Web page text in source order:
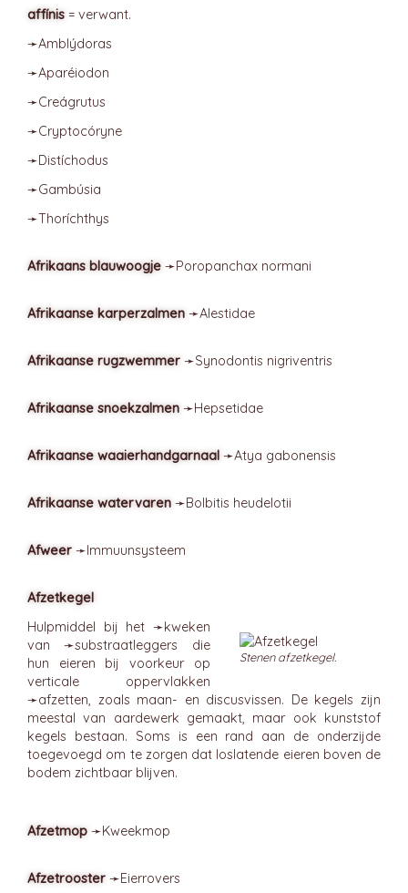
affínis = verwant.
➛Amblýdoras
➛Aparéiodon
➛Creágrutus
➛Cryptocóryne
➛Distíchodus
➛Gambúsia
➛Thoríchthys
Afrikaans blauwoogje ➛Poropanchax normani
Afrikaanse karperzalmen ➛Alestidae
Afrikaanse rugzwemmer ➛Synodontis nigriventris
Afrikaanse snoekzalmen ➛Hepsetidae
Afrikaanse waaierhandgarnaal ➛Atya gabonensis
Afrikaanse watervaren ➛Bolbitis heudelotii
Afweer ➛Immuunsysteem
Afzetkegel
Stenen afzetkegel.
Hulpmiddel bij het ➛kweken
van ➛substraatleggers die
hun eieren bij voorkeur op
verticale oppervlakken
➛afzetten, zoals maan- en discusvissen. De kegels zijn
meestal van aardewerk gemaakt, maar ook kunststof
kegels bestaan. Soms is een rand aan de onderzijde
toegevoegd om te zorgen dat loslatende eieren boven de
bodem zichtbaar blijven.
Afzetmop ➛Kweekmop
Afzetrooster ➛Eierrovers